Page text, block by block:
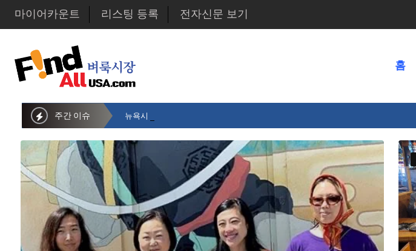
마이어카운트 리스팅 등록 전자신문 보기
홈
주간 이슈 뉴욕시의회 샌드라 황 부의장, 한인비영리단체에 36만불 예산 지원